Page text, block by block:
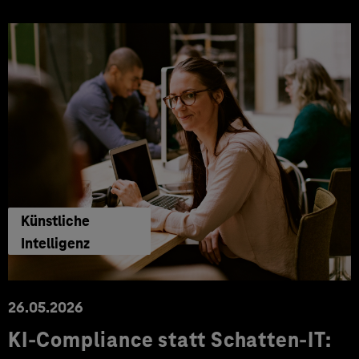
Künstliche
Intelligenz
26.05.2026
KI-Compliance statt Schatten-IT: